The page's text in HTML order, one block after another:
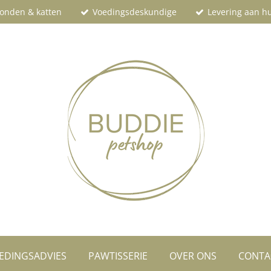
& katten Voedingsdeskundige Levering aan
PAWTISSERIE OVER ONS